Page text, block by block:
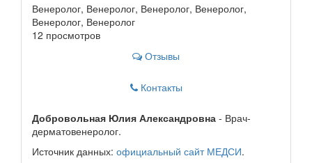
Венеролог, Венеролог, Венеролог, Венеролог,
Венеролог, Венеролог
12 просмотров
Отзывы
Контакты
Добровольная Юлия Александровна - Врач-
дерматовенеролог.
Источник данных: официальный сайт МЕДСИ.